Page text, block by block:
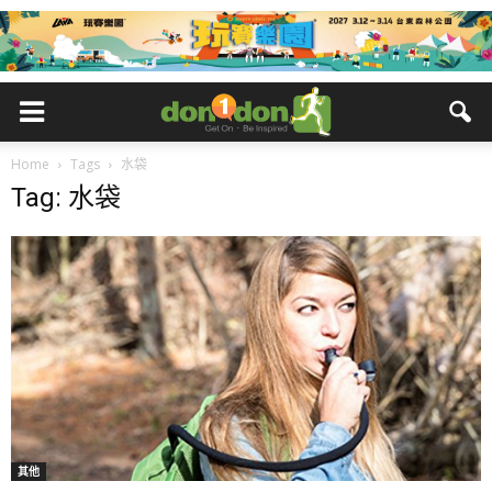
Home Tags 水袋
Tag: 水袋
其他